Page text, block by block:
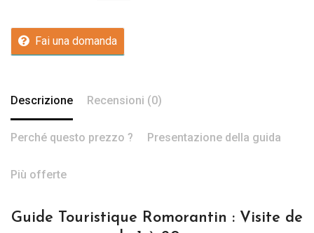
Fai una domanda
Descrizione Recensioni (0)
Perché questo prezzo ? Presentazione della guida
Più offerte
Guide Touristique Romorantin : Visite de